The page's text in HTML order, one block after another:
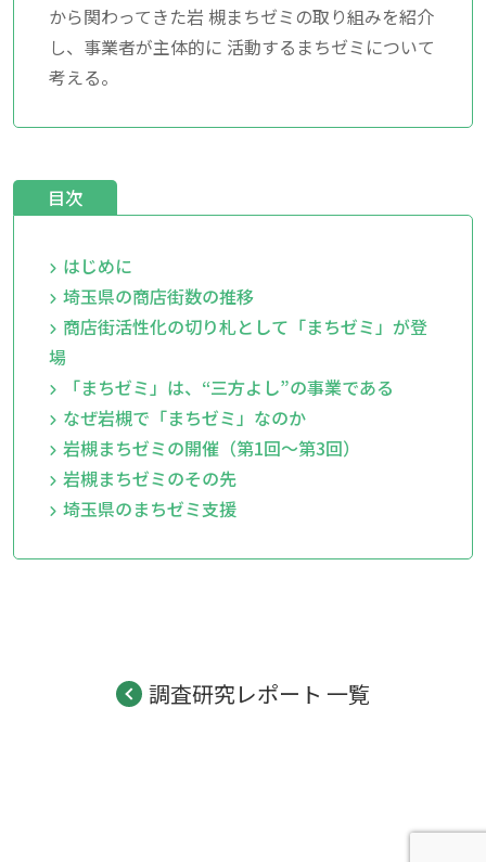
から関わってきた岩 槻まちゼミの取り組みを紹介
し、事業者が主体的に 活動するまちゼミについて
考える。
目次
はじめに
埼玉県の商店街数の推移
商店街活性化の切り札として「まちゼミ」が登
場
「まちゼミ」は、“三方よし”の事業である
なぜ岩槻で「まちゼミ」なのか
岩槻まちゼミの開催（第1回～第3回）
岩槻まちゼミのその先
埼玉県のまちゼミ支援
調査研究レポート 一覧